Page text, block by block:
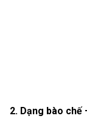
2. Dạng bào chế